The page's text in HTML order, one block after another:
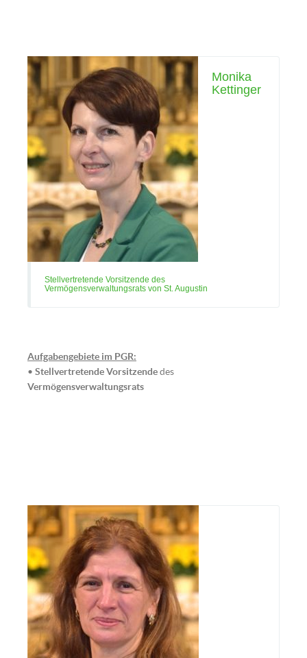
Monika
Kettinger
Stellvertretende Vorsitzende des
Vermögensverwaltungsrats von St. Augustin
Aufgabengebiete im PGR:
• Stellvertretende Vorsitzendedes
Vermögensverwaltungsrats